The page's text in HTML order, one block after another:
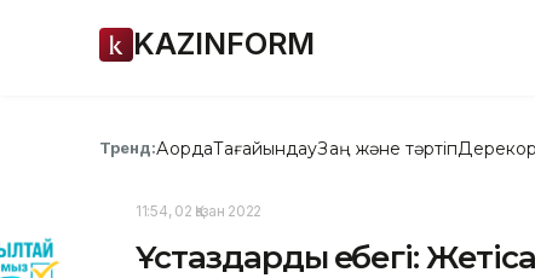
KAZINFORM
Тренд:АқордаТағайындауЗаң және тәртіпДерекқор
11:54, 02 Қазан 2022
Ұстаздардың еңбегі: